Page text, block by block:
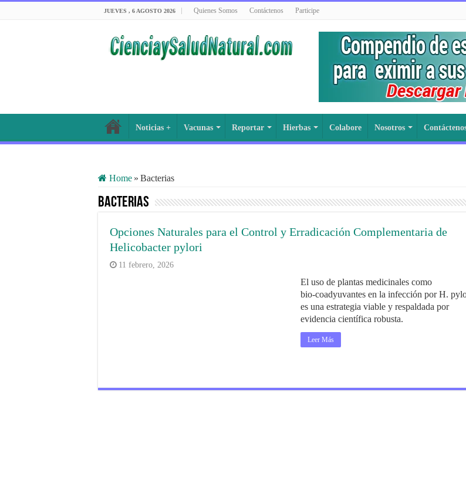
JUEVES , 6 AGOSTO 2026 Quienes Somos Contáctenos Participe
Noticias + Vacunas Reportar Hierbas Colabore Nosotros
Home » Bacterias
Bacterias
Opciones Naturales para el Control y Erradicación Complementaria de
Helicobacter pylori
11 febrero, 2026
El uso de plantas medicinales como
bio‑coadyuvantes en la infección por H.
es una estrategia viable y respaldada por
evidencia científica robusta.
Leer Más